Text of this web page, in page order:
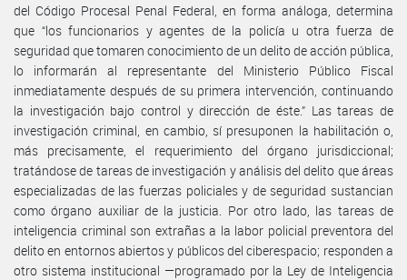
del Código Procesal Penal Federal, en forma análoga, determina
que “los funcionarios y agentes de la policía u otra fuerza de
seguridad que tomaren conocimiento de un delito de acción pública,
lo informarán al representante del Ministerio Público Fiscal
inmediatamente después de su primera intervención, continuando
la investigación bajo control y dirección de éste.” Las tareas de
investigación criminal, en cambio, sí presuponen la habilitación o,
más precisamente, el requerimiento del órgano jurisdiccional;
tratándose de tareas de investigación y análisis del delito que áreas
especializadas de las fuerzas policiales y de seguridad sustancian
como órgano auxiliar de la justicia. Por otro lado, las tareas de
inteligencia criminal son extrañas a la labor policial preventora del
delito en entornos abiertos y públicos del ciberespacio; responden a
otro sistema institucional —programado por la Ley de Inteligencia